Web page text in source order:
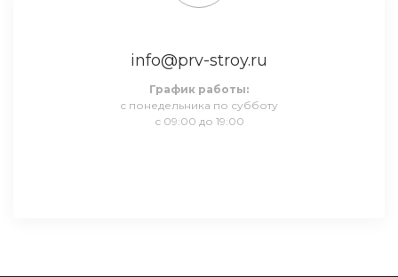
info@prv-stroy.ru
График работы:
с понедельника по субботу
с 09:00 до 19:00